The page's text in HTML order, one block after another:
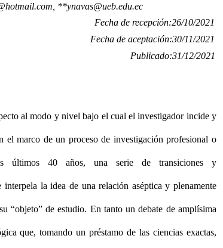
**ynavas@ueb.edu.ec
Fecha de recepción:26/10/2021
Fecha de aceptación:30/11/2021
Publicado:31/12/2021
al modo y nivel bajo el cual el investigador incide y
el marco de un proceso de investigación profesional o
últimos 40 años, una serie de transiciones y
interpela la idea de una relación aséptica y plenamente
“objeto” de estudio. En tanto un debate de amplísima
que, tomando un préstamo de las ciencias exactas,